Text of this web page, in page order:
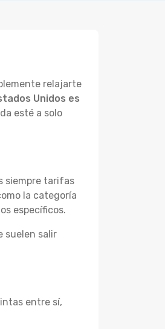
relajarte
Unidos es
esté a solo
siempre tarifas
la categoría
específicos.
suelen salir
entre sí,